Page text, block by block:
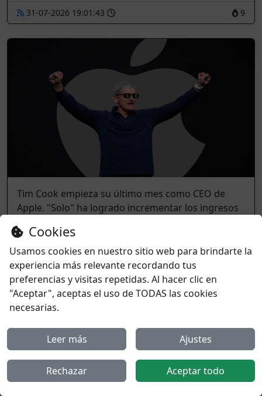
9
31-07-2026 19:01:43
Tim Cook empieza su último mes como CEO de
Apple. "Solo" ha logrado incrementar los ingresos
en un 280%
343
31-07-2026 18:01:43
Cookies
Usamos cookies en nuestro sitio web para brindarte la
experiencia más relevante recordando tus
preferencias y visitas repetidas. Al hacer clic en
"Aceptar", aceptas el uso de TODAS las cookies
necesarias.
Leer más Ajustes
Rechazar Aceptar todo